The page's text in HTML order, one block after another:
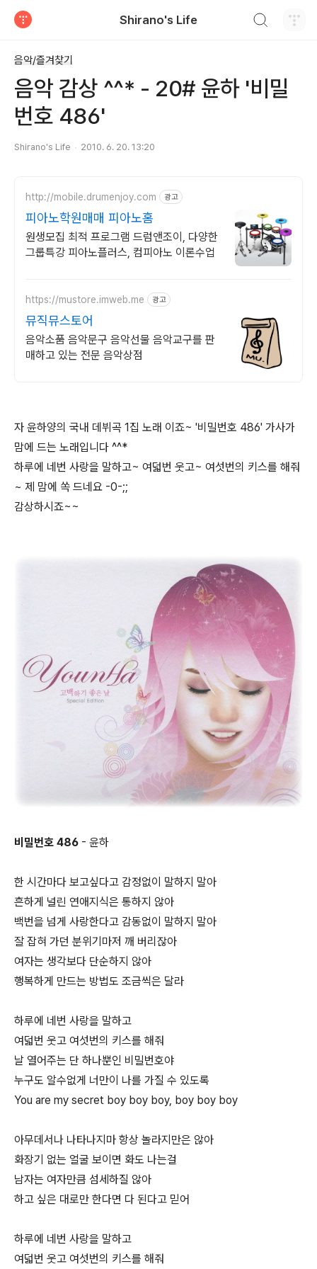
Shirano's Life
음악/즐겨찾기
음악 감상 ^^* - 20# 윤하 '비밀
번호 486'
Shirano's Life 2010. 6. 20. 13:20
http://mobile.drumenjoy.com 광고
피아노학원매매 피아노홈
원생모집 최적 프로그램 드럼앤조이, 다양한
그룹특강 피아노플러스, 컴피아노 이론수업
https://mustore.imweb.me 광고
뮤직뮤스토어
음악소품 음악문구 음악선물 음악교구를 판
매하고 있는 전문 음악상점
자 윤하양의 국내 데뷔곡 1집 노래 이죠~ '비밀번호 486' 가사가
맘에 드는 노래입니다 ^^*
하루에 네번 사랑을 말하고~ 여덟번 웃고~ 여섯번의 키스를 해줘
~ 제 맘에 쏙 드네요 -0-;;
감상하시죠~~
비밀번호 486 - 윤하
한 시간마다 보고싶다고 감정없이 말하지 말아
흔하게 널린 연애지식은 통하지 않아
백번을 넘게 사랑한다고 감동없이 말하지 말아
잘 잡혀 가던 분위기마저 깨 버리잖아
여자는 생각보다 단순하지 않아
행복하게 만드는 방법도 조금씩은 달라
하루에 네번 사랑을 말하고
여덟번 웃고 여섯번의 키스를 해줘
날 열어주는 단 하나뿐인 비밀번호야
누구도 알수없게 너만이 나를 가질 수 있도록
You are my secret boy boy boy, boy boy boy
아무데서나 나타나지마 항상 놀라지만은 않아
화장기 없는 얼굴 보이면 화도 나는걸
남자는 여자만큼 섬세하질 않아
하고 싶은 대로만 한다면 다 된다고 믿어
하루에 네번 사랑을 말하고
여덟번 웃고 여섯번의 키스를 해줘